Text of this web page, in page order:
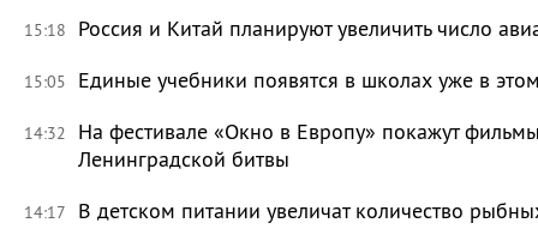
15:18 Россия и Китай планируют увеличить число
15:05 Единые учебники появятся в школах уже в
14:32
На фестивале «Окно в Европу» покажут
Ленинградской битвы
14:17 В детском питании увеличат количество